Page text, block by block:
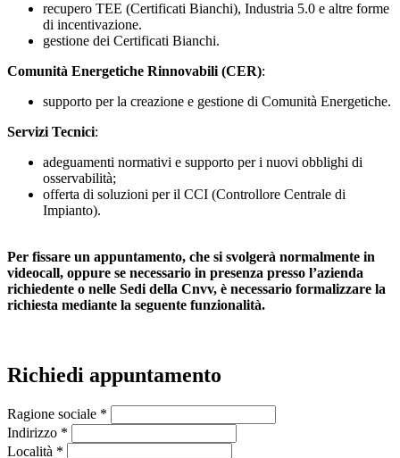
recupero TEE (Certificati Bianchi), Industria 5.0 e altre forme
di incentivazione.
gestione dei Certificati Bianchi.
Comunità Energetiche Rinnovabili (CER):
supporto per la creazione e gestione di Comunità Energetiche.
Servizi Tecnici:
adeguamenti normativi e supporto per i nuovi obblighi di
osservabilità;
offerta di soluzioni per il CCI (Controllore Centrale di
Impianto).
Per fissare un appuntamento, che si svolgerà normalmente in
videocall, oppure se necessario in presenza presso l’azienda
richiedente o nelle Sedi della Cnvv, è necessario formalizzare la
richiesta mediante la seguente funzionalità.
Richiedi appuntamento
Ragione sociale *
Indirizzo *
Località *